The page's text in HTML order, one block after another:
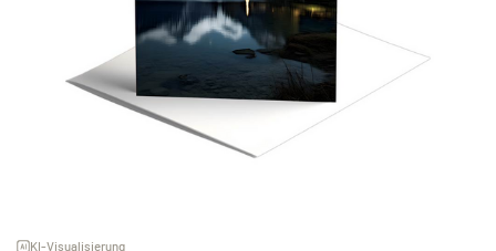
KI-Visualisierung